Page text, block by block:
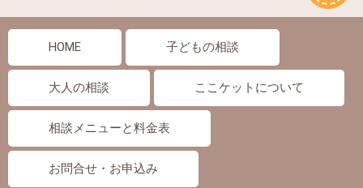
HOME 子どもの相談
大人の相談 ここケットについて
相談メニューと料金表
お問合せ・お申込み